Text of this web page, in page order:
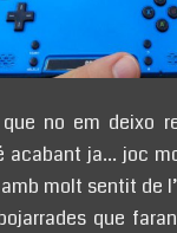
no em deixo
acabant ja… joc
molt sentit de
que